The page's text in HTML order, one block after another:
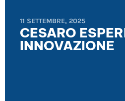
11 SETTEMBRE, 2025
CESARO
INNOVAZIONE